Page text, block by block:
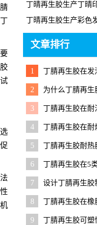
丁晴再生胶生产丁晴
丁晴再生胶生产彩色
文章排行
1 丁腈再生胶在发
2
为什么丁腈再
油橡胶制品？
3
丁腈再生胶在耐
技巧
4
丁腈再生胶在耐
用技巧
5 丁腈再生胶耐热
6 丁腈再生胶在5
7
设计丁腈再生胶
几个问题
8 丁腈再生胶在橡
9 丁腈再生胶可塑